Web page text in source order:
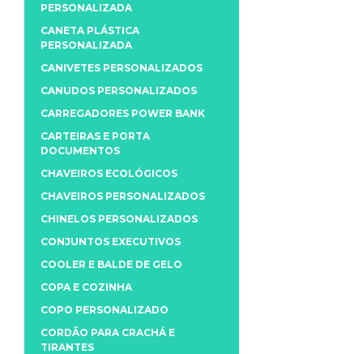
PERSONALIZADA
CANETA PLÁSTICA
PERSONALIZADA
CANIVETES PERSONALIZADOS
CANUDOS PERSONALIZADOS
CARREGADORES POWER BANK
CARTEIRAS E PORTA
DOCUMENTOS
CHAVEIROS ECOLÓGICOS
CHAVEIROS PERSONALIZADOS
CHINELOS PERSONALIZADOS
CONJUNTOS EXECUTIVOS
COOLER E BALDE DE GELO
COPA E COZINHA
COPO PERSONALIZADO
CORDÃO PARA CRACHÁ E
TIRANTES